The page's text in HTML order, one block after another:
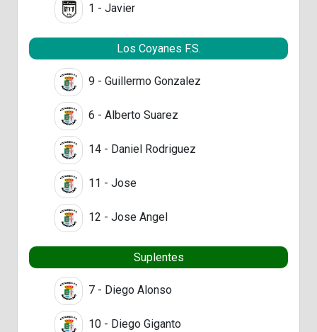
1 - Javier
Los Coyanes F.S.
9 - Guillermo Gonzalez
6 - Alberto Suarez
14 - Daniel Rodriguez
11 - Jose
12 - Jose Angel
Suplentes
7 - Diego Alonso
10 - Diego Giganto